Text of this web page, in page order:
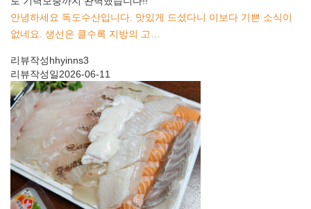
안녕하세요 독도수산입니다. 맛있게 드셨다니 이보다 기쁜 소식이
없네요. 생선은 클수록 지방의 고…
리뷰작성hhyinns3
리뷰작성일2026-06-11